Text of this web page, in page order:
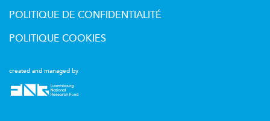
created and managed by
POLITIQUE DE CONFIDENTIALITÉ
POLITIQUE COOKIES